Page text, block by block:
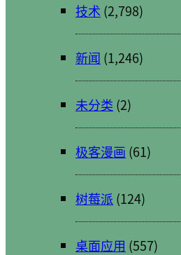
技术 (2,798)
新闻 (1,246)
未分类 (2)
极客漫画 (61)
树莓派 (124)
桌面应用 (557)